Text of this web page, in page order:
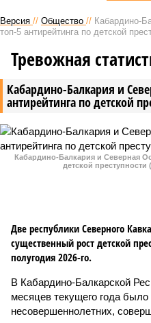
Версия // Общество // Кабардино-
топ-5 антирейтинга по детской
Кабардино-Балкария и
антирейтинга по детской
Тревожная
Кабардино-Балкария и Северная
детской
Две республики Северного
существенный рост детской
полугодия 2026-го.
В Кабардино-Балкарской
месяцев текущего года
несовершеннолетних,